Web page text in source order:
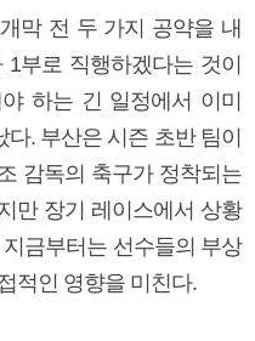
막 전 두 가지 공약을 내
부로 직행하겠다는 것이
하는 긴 일정에서 이미
. 부산은 시즌 초반 팀이
감독의 축구가 정착되는
만 장기 레이스에서 상황
금부터는 선수들의 부상
적인 영향을 미친다.